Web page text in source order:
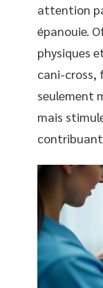
attention
épanouie.
physiques
cani-cross,
seulement
mais